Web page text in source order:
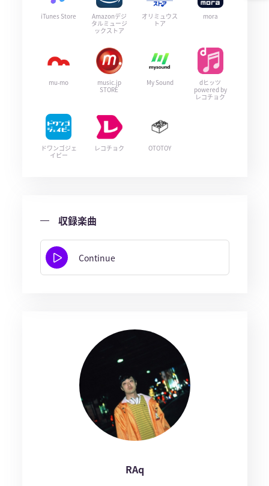
iTunes Store
Amazonデジ
タルミュージ
ックストア
オリミュウス
トア
mora
mu-mo
music.jp
STORE
My Sound
dヒッツ
powered by
レコチョク
ドワンゴジェ
イピー
レコチョク OTOTOY
収録楽曲
Continue
RAq